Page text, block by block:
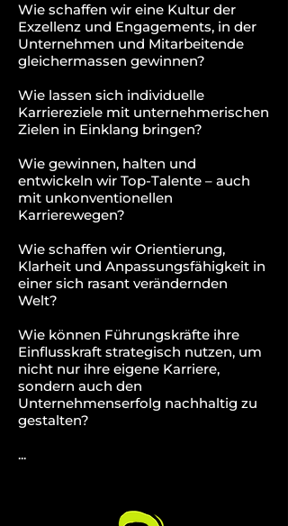
Wie schaffen wir eine Kultur der
Exzellenz und Engagements, in der
Unternehmen und Mitarbeitende
gleichermassen gewinnen?
Wie lassen sich individuelle
Karriereziele mit unternehmerischen
Zielen in Einklang bringen?
Wie gewinnen, halten und
entwickeln wir Top-Talente – auch
mit unkonventionellen
Karrierewegen?
Wie schaffen wir Orientierung,
Klarheit und Anpassungsfähigkeit in
einer sich rasant verändernden
Welt?
Wie können Führungskräfte ihre
Einflusskraft strategisch nutzen, um
nicht nur ihre eigene Karriere,
sondern auch den
Unternehmenserfolg nachhaltig zu
gestalten?
...